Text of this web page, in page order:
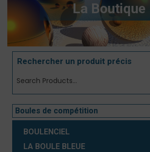
La Boutique
Rechercher un produit précis
Boules de compétition
BOULENCIEL
LA BOULE BLEUE